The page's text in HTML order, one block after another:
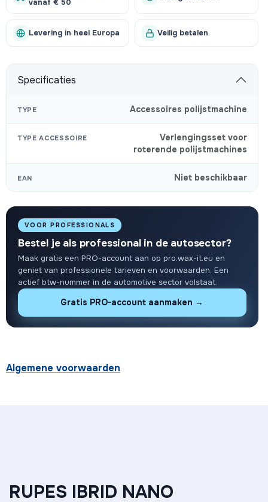
vanaf € 50
Levering in heel Europa Veilig betalen
Specificaties
TYPE Accessoires polijstmachine
TYPE ACCESSOIRE
Verlengingsset voor
roterende polijstmachines
EAN Niet beschikbaar
VOOR PROFESSIONALS
Bestel je als professional in de autosector?
Maak gratis een PRO-account aan op pro.wax-it.eu en
geniet van professionele tarieven en voorwaarden. Een
actief btw-nummer in de automotive sector volstaat.
Gratis PRO-account aanmaken →
Algemene voorwaarden
RUPES IBRID NANO